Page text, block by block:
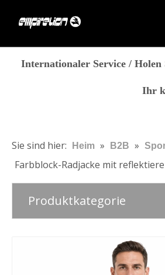
Blog
Kontaktiere uns
Internationaler Service / Holen
Ihr
Sie sind hier: Heim » B2B »
Farbblock-Radjacke mit
Produktkategorie